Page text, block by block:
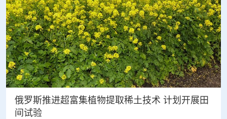
俄罗斯推进超富集植物提取稀土技术 计划开展田
间试验